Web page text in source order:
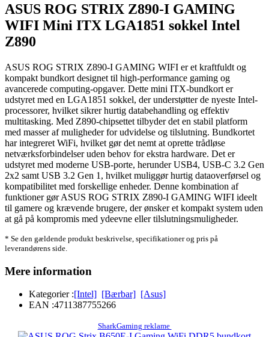
ASUS ROG STRIX Z890-I GAMING
WIFI Mini ITX LGA1851 sokkel Intel
Z890
ASUS ROG STRIX Z890-I GAMING WIFI er et kraftfuldt og
kompakt bundkort designet til high-performance gaming og
avancerede computing-opgaver. Dette mini ITX-bundkort er
udstyret med en LGA1851 sokkel, der understøtter de nyeste Intel-
processorer, hvilket sikrer hurtig databehandling og effektiv
multitasking. Med Z890-chipsettet tilbyder det en stabil platform
med masser af muligheder for udvidelse og tilslutning. Bundkortet
har integreret WiFi, hvilket gør det nemt at oprette trådløse
netværksforbindelser uden behov for ekstra hardware. Det er
udstyret med moderne USB-porte, herunder USB4, USB-C 3.2 Gen
2x2 samt USB 3.2 Gen 1, hvilket muliggør hurtig dataoverførsel og
kompatibilitet med forskellige enheder. Denne kombination af
funktioner gør ASUS ROG STRIX Z890-I GAMING WIFI ideelt
til gamere og krævende brugere, der ønsker et kompakt system uden
at gå på kompromis med ydeevne eller tilslutningsmuligheder.
* Se den gældende produkt beskrivelse, specifikationer og pris på
leverandørens side.
Mere information
Kategorier :[Intel] [Bærbar] [Asus]
EAN :4711387755266
SharkGaming reklame